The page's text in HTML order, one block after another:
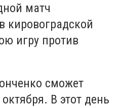
матч
кировоградской
игру против
сможет
В этот день